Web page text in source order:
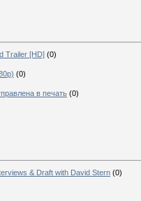
Trailer [HD] (0)
(0)
в печать (0)
& Draft with David Stern (0)